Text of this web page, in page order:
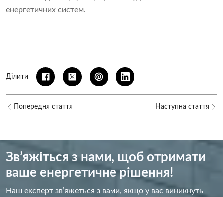
енергетичних систем.
Ділити
Попередня стаття Наступна стаття
Зв’яжіться з нами, щоб отримати
ваше енергетичне рішення!
Наш експерт зв’яжеться з вами, якщо у вас виникнуть